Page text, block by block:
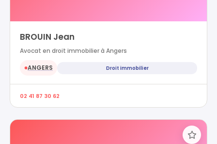
BROUIN Jean
Avocat en droit immobilier à Angers
●ANGERS Droit immobilier
02 41 87 30 62